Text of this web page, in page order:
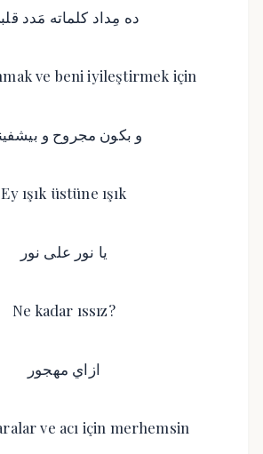
ده مِداد كلماته مَدد
ve beni iyileştirmek için
و بكون مجروح و
Ey ışık üstüne ışık
يا نور على نور
Ne kadar ıssız?
ازاي مهجور
ve acı için merhemsin